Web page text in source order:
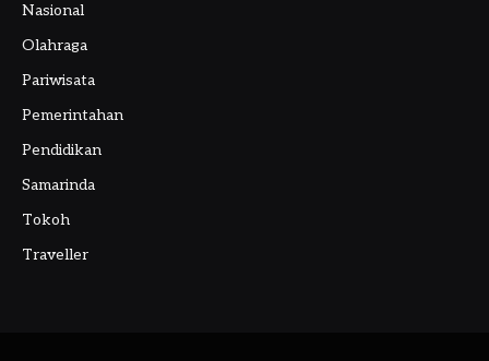
Nasional
Olahraga
Pariwisata
Pemerintahan
Pendidikan
Samarinda
Tokoh
Traveller